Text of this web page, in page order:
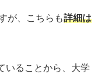
が、こちらも詳細は
いることから、大学